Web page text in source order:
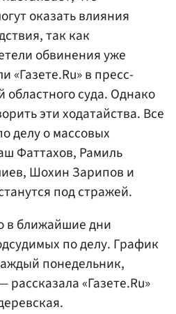
оказать влияния
так как
обвинения уже
в пресс-
областного суда. Однако
эти ходатайства. Все
делу о массовых
Фаттахов, Рамиль
Шохин Зарипов и
под стражей.
в ближайшие дни
по делу. График
понедельник,
рассказала «Газете.Ru»